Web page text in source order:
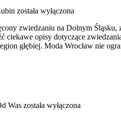
została wyłączona
zwiedzaniu na Dolnym
ciekawe opisy dotyczące
głębiej. Moda Wrocław nie
Was została wyłączona